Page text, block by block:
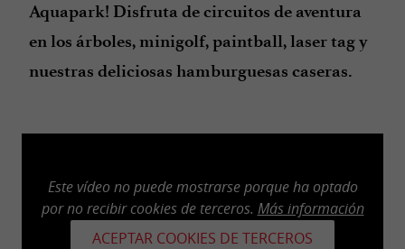
Aquapark! Disfruta de circuitos de aventura
en los árboles, minigolf, paintball, laser tag y
nuestras deliciosas hamburguesas caseras.
Este vídeo no puede mostrarse porque ha optado
por no recibir cookies de terceros. Más información
ACEPTAR COOKIES DE TERCEROS